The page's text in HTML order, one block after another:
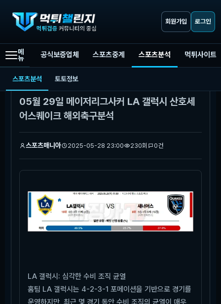
회원가입 로그인
메
뉴
공식보증업체 스포츠중계 스포츠분석 먹튀사이트
스포츠분석 토토정보
먹튀챌린지 스포츠분석
05월 29일 메이저리그사커 LA 갤럭시 산호세
어스퀘이크 해외축구분석
스포츠매니아 2025-05-28 23:00 230회 0건
본문
LA 갤럭시: 심각한 수비 조직 균열
홈팀 LA 갤럭시는 4-2-3-1 포메이션을 기반으로 경기를
운영하지만, 최근 몇 경기 동안 수비 조직의 균열이 매우